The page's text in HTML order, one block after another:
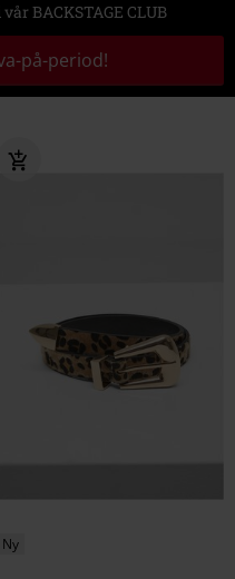
BACKSTAGE CLUB
på-period!
Ny